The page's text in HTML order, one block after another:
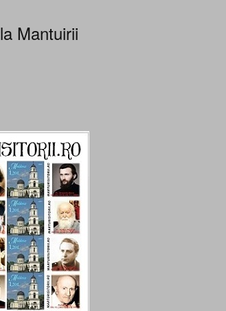
Mantuirii